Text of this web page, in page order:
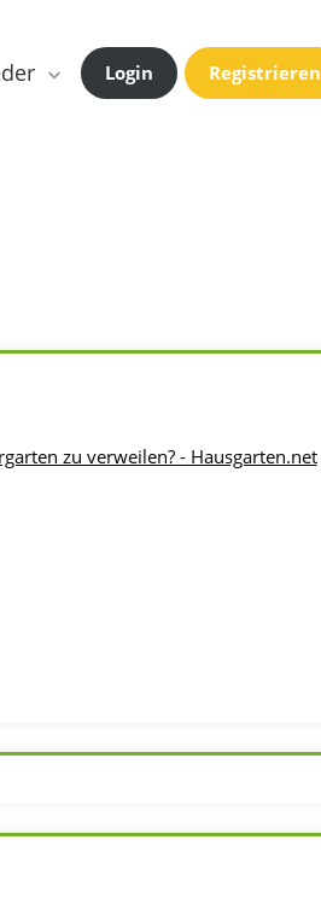
Login Registrieren
zu verweilen? - Hausgarten.net